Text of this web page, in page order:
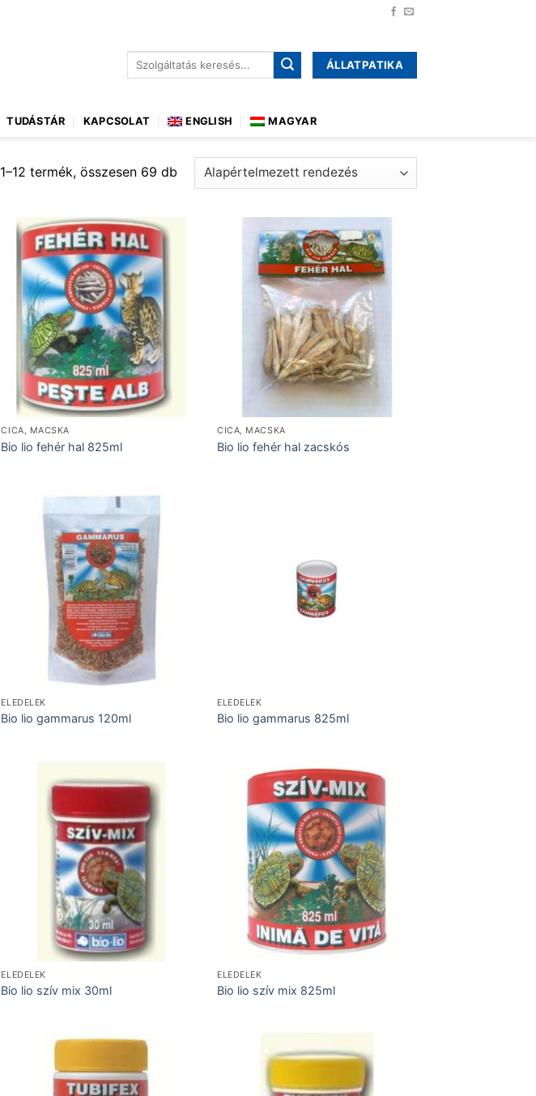
Keresés
ÁLLATPATIKA
TUDÁSTÁR KAPCSOLAT ENGLISH MAGYAR
1–12 termék, összesen 69 db
CICA, MACSKA
Bio lio fehér hal 825ml
CICA, MACSKA
Bio lio fehér hal zacskós
ELEDELEK
Bio lio gammarus 120ml
ELEDELEK
Bio lio gammarus 825ml
ELEDELEK
Bio lio szív mix 30ml
ELEDELEK
Bio lio szív mix 825ml